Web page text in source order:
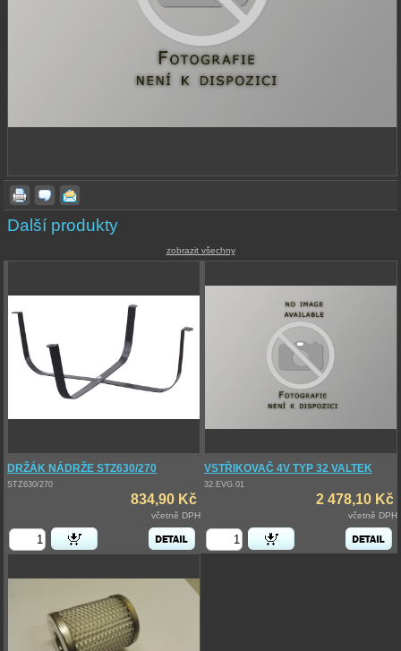
Další produkty
zobrazit všechny
DRŽÁK NÁDRŽE STZ630/270
STZ630/270
834,90 Kč
včetně DPH
VSTŘIKOVAČ 4V TYP 32 VALTEK
32.EVG.01
2 478,10 Kč
včetně DPH